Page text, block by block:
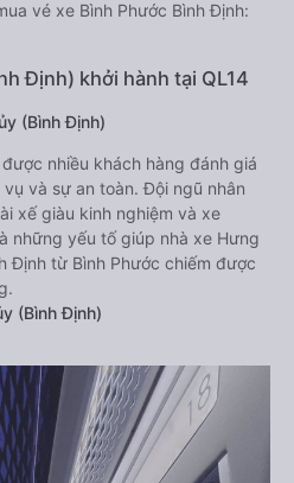
vé xe Bình Phước Bình Định:
Định) khởi hành tại QL14
(Bình Định)
nhiều khách hàng đánh giá
và sự an toàn. Đội ngũ nhân
xế giàu kinh nghiệm và xe
những yếu tố giúp nhà xe Hưng
Định từ Bình Phước chiếm được
(Bình Định)